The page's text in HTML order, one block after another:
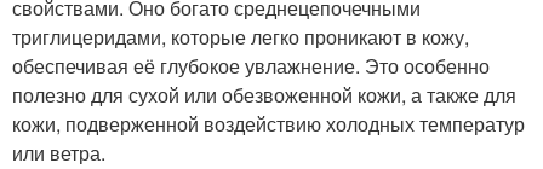
свойствами. Оно богато среднецепочечными
триглицеридами, которые легко проникают в кожу,
обеспечивая её глубокое увлажнение. Это особенно
полезно для сухой или обезвоженной кожи, а также для
кожи, подверженной воздействию холодных температур
или ветра.